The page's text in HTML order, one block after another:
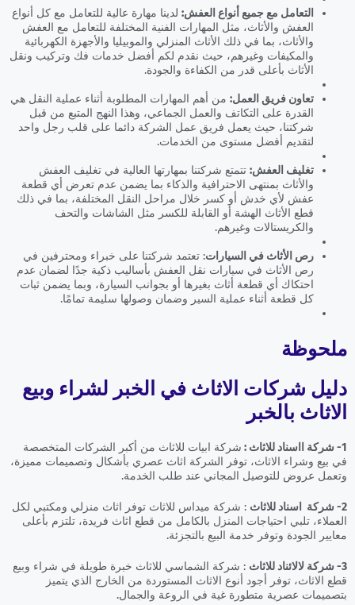
التعامل مع جميع أنواع العفش: لدينا مهارة عالية للتعامل مع كل أنواع
العفش والأثاث، مثل المهارات الفنية المختلفة للتعامل مع العفش
والأثاث، بما في ذلك الأثاث المنزلي والموبيليا والأجهزة الكهربائية
والمكيفات وغيرهم، حيث نقدم لكم أفضل خدمات فك وتركيب ونقل
الأثاث بأعلى قدر من الكفاءة والجودة.
تعاون فريق العمل: من أهم المهارات المطلوبة أثناء عملية النقل هي
القدرة على التكاتف والعمل الجماعي، وهذا النهج المتبع من قبل
شركتنا، حيث يعمل فريق عمل الشركة دائما على قلب رجل واحد
لتقديم أفضل مستوى من الخدمات.
تغليف العفش: تتمتع شركتنا بمهارتها العالية في تغليف العفش
والأثاث بمنتهى الاحترافية والذكاء بما يضمن عدم تعرض أي قطعة
عفش لأي خدش أو كسر خلال مراحل النقل المختلفة، بما في ذلك
قطع الأثاث الهشة أو القابلة للكسر مثل الشاشات والتحف
والكريستالات وغيرهم.
رص الأثاث في السيارات: تعتمد شركتنا على خبراء ومحترفين في
رص الأثاث في سيارات نقل العفش بأساليب ذكية جدًا لضمان عدم
احتكاك أي قطعة أثاث بغيرها أو بجوانب السيارة، وبما يضمن ثبات
كل قطعة أثناء عملية السير وضمان وصولها سليمة تمامًا.
ملحوظة
دليل شركات الاثاث في الخبر لشراء وبيع
الاثاث بالخبر
1- شركة ااسناد للاثاث :
شركة ابيات للاثاث من أكبر الشركات المتخصصة
في بيع وشراء الاثاث، توفر الشركة اثاث عصري بأشكال وتصميمات مميزة،
وتعمل عروض للتوصيل المجاني عند طلب الخدمة.
2- شركة اسناد للاثاث
: شركة ميداس للاثاث توفر اثاث منزلي ومكتبي لكل
العملاء، تلبي احتياجات المنزل بالكامل من قطع اثاث فريدة، تلتزم بأعلى
معايير الجودة وتوفر خدمة البيع بالتجزئة.
3- شركة لالائناد للاثاث
: شركة الشماسي للاثاث خبرة طويلة في شراء وبيع
قطع الاثاث، توفر أجود أنوع الاثاث المستوردة من الخارج الذي يتميز
بتصميمات عصرية متطورة غية في الروعة والجمال.